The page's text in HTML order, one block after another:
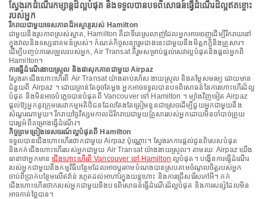
ស្វែងរកដំណើរកម្សាន្តដ៏ល្អបំផុត និងទទួលបានបទពិសោធន៍ធ្វើដំណើរដ៏ល្អឥតខ្ចោះ
របស់អ្នក
រីករាយជាមួយទេសភាពដ៏អស្ចារ្យរបស់ Hamilton
ជាមួយនឹងរូបភាពស្រស់ស្អាត, Hamilton គឺជាទីគេស្រលាញ់ដែលអ្នកអាចចេញដើម្បីរីករាយនៅ
ក្នុងវាលនិងទស្សនាគមន៍ស្រស់។ កំណត់កិច្ចសន្យារួមជាងនេះជាមួយនឹងមិត្តភក្តិនិងគ្រួសារ។
ដើម្បីបញ្ចប់ការសម្រួលរបស់អ្នក, Air Transat គឺរួមសម្រាប់ផ្តល់សេវាល្អបំផុតនិងផ្តល់អ្នកពី
Hamilton។
ការធ្វើដំណើរងាយស្រួល និងផាសុកភាពជាមួយ Airpaz
ស្វែងរកជើងហោះហើរពី Air Transat យ៉ាងឆាប់រហ័ស ងាយស្រួល និងតម្លៃសមរម្យ ដោយមាន
ជំនួយពី Airpaz ។ ដោយគ្រាន់តែចុចតែម្តង អ្នកអាចទទួលបានបទពិសោធន៍នៃការហោះហើរដ៏ល្អ
បំផុត និងមិនអាចបំភ្លេចបានបំផុតពី Vancouver ទៅ Hamilton ។ ម្យ៉ាងវិញទៀត Airpaz
ផ្តល់ឱ្យអ្នកនូវក្រុមសេវាកម្មអតិថិជនដែលតែងតែត្រៀមខ្លួនជាស្រេចដើម្បីជួយអ្នកជាមួយនឹង
សំណួរណាមួយ។ រីករាយថ្ងៃវិស្សមកាលដ៏រីករាយជាមួយគ្រួសាររបស់អ្នកដោយមិនចាំបាច់ព្រួយ
បារម្ភអំពីគម្រោងធ្វើដំណើរ។
កិច្ចព្រមព្រៀងទេសចរណ៍ល្អបំផុតពី Hamilton
ទទួលបានជើងហោះហើរថោកជាមួយ Airpaz ប៉ុណ្ណោះ។ ស្វែងរកការផ្តល់ជូនពិសេសបំផុត
និងកក់ជើងហោះហើររបស់អ្នកជាមួយ Air Transat យ៉ាងងាយស្រួល។ តាមរយៈ Airpaz យើង
ធានាថាអ្នកមានជើងហោះហើរពី Vancouver ទៅ Hamilton ល្អបំផុត។ បង្កើនការធ្វើដំណើរ
របស់អ្នកជាមួយនឹងកម្មវិធីបន្ថែមដែលអាចប្ដូរតាមបំណងបានស្របតាមចំណូលចិត្តរបស់អ្នក
ចាប់ពីប្រាក់បន្ថែមលើឥវ៉ាន់ រហូតដល់អាហារក្នុងយន្តហោះ និងការជ្រើសរើសកៅអី។ កក់
ជើងហោះហើរថោករបស់អ្នកជាមួយនឹងបទពិសោធន៍ធ្វើដំណើរដ៏ល្អបំផុត និងការសន្សំដែលមិន
អាចកាត់ថ្លៃបាន។